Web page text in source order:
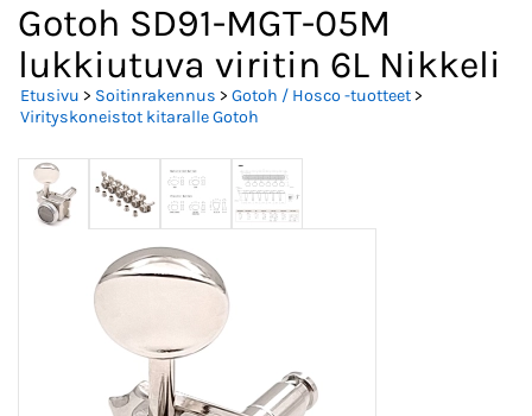
Gotoh SD91-MGT-05M
lukkiutuva viritin 6L Nikkeli
Etusivu > Soitinrakennus > Gotoh / Hosco -tuotteet>
Virityskoneistot kitaralle Gotoh